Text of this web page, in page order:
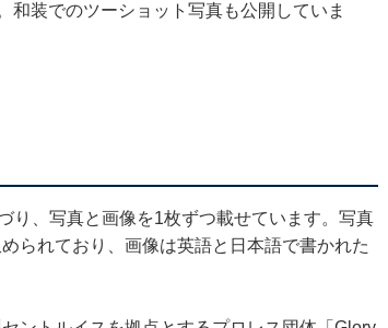
和装でのツーショット写真も公開していま
、写真と画像を1枚ずつ載せています。写真
られており、画像は英語と日本語で書かれた